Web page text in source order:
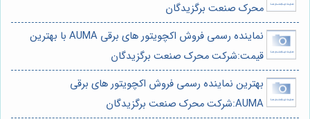
محرک صنعت برگزیدگان
نماینده رسمی فروش اکچویتور های برقی AUMA با بهترین
قیمت:شرکت محرک صنعت برگزیدگان
بهترین نماینده رسمی فروش اکچویتور های برقی
AUMA:شرکت محرک صنعت برگزیدگان